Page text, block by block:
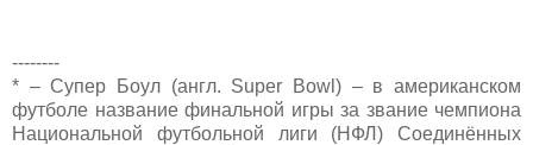
--------
* – Супер Боул (англ. Super Bowl) – в американском
футболе название финальной игры за звание чемпиона
Национальной футбольной лиги (НФЛ) Соединённых